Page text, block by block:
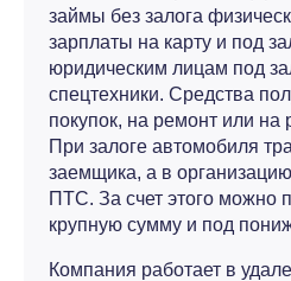
займы без залога
зарплаты на карту и под
юридическим лицам под
спецтехники. Средства
покупок, на ремонт или на
При залоге автомобиля
заемщика, а в
ПТС. За счет этого можно
крупную сумму и под
Компания работает в